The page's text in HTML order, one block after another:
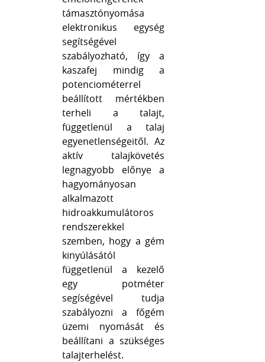
támasztónyomása
elektronikus egység
segítségével
szabályozható, így a
kaszafej mindig a
potenciométerrel
beállított mértékben
terheli a talajt,
függetlenül a talaj
egyenetlenségeitől. Az
aktív talajkövetés
legnagyobb előnye a
hagyományosan
alkalmazott
hidroakkumulátoros
rendszerekkel
szemben, hogy a gém
kinyúlásától
függetlenül a kezelő
egy potméter
segíségével tudja
szabályozni a főgém
üzemi nyomását és
beállítani a szükséges
talajterhelést.